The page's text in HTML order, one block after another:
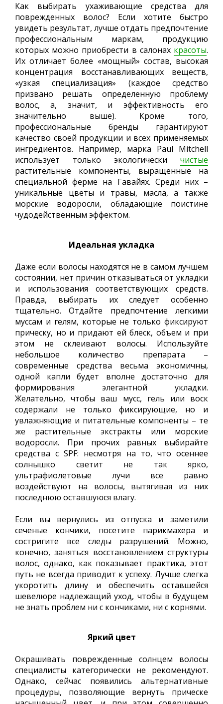
Как выбирать ухаживающие средства для
поврежденных волос? Если хотите быстро
увидеть результат, лучше отдать предпочтение
профессиональным маркам, продукцию
которых можно приобрести в салонах красоты.
Их отличает более «мощный» состав, высокая
концентрация восстанавливающих веществ,
«узкая специализация» (каждое средство
призвано решать определенную проблему
волос, а, значит, и эффективность его
значительно выше). Кроме того,
профессиональные бренды гарантируют
качество своей продукции и всех применяемых
ингредиентов. Например, марка Paul Mitchell
использует только экологически чистые
растительные компоненты, выращенные на
специальной ферме на Гавайях. Среди них –
уникальные цветы и травы, масла, а также
морские водоросли, обладающие поистине
чудодейственным эффектом.
Идеальная укладка
Даже если волосы находятся не в самом лучшем
состоянии, нет причин отказываться от укладки
и использования соответствующих средств.
Правда, выбирать их следует особенно
тщательно. Отдайте предпочтение легкими
муссам и гелям, которые не только фиксируют
прическу, но и придают ей блеск, объем и при
этом не склеивают волосы. Используйте
небольшое количество препарата –
современные средства весьма экономичны,
одной капли будет вполне достаточно для
формирования элегантной укладки.
Желательно, чтобы ваш мусс, гель или воск
содержали не только фиксирующие, но и
увлажняющие и питательные компоненты – те
же растительные экстракты или морские
водоросли. При прочих равных выбирайте
средства с SPF: несмотря на то, что осеннее
солнышко светит не так ярко,
ультрафиолетовые лучи все равно
воздействуют на волосы, вытягивая из них
последнюю оставшуюся влагу.
Если вы вернулись из отпуска и заметили
сеченые кончики, посетите парикмахера и
состригите все следы разрушений. Можно,
конечно, заняться восстановлением структуры
волос, однако, как показывает практика, этот
путь не всегда приводит к успеху. Лучше слегка
укоротить длину и обеспечить оставшейся
шевелюре надлежащий уход, чтобы в будущем
не знать проблем ни с кончиками, ни с корнями.
Яркий цвет
Окрашивать поврежденные солнцем волосы
специалисты категорически не рекомендуют.
Однако, сейчас появились альтернативные
процедуры, позволяющие вернуть прическе